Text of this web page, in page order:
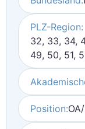
PLZ-Region:
32, 33, 34,
49, 50, 51,
Position: